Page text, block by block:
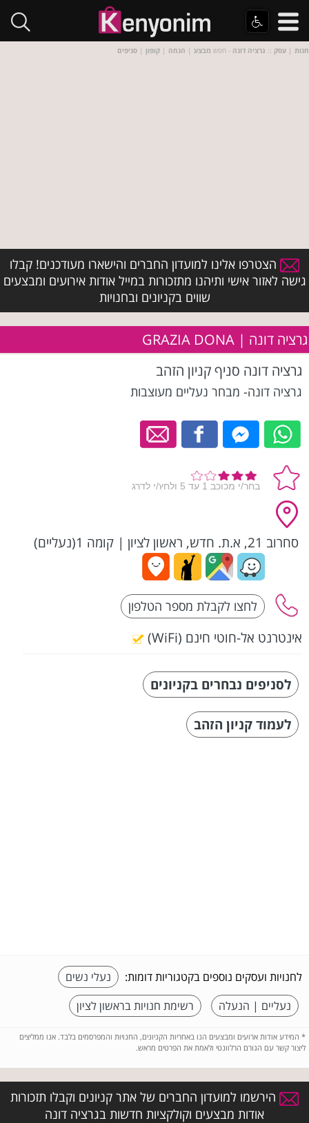
חנות | עסק :: גרציה דונה - חפש מבצע | הנחה | קופון | סניפים
הצטרפו אלינו למועדון החברים והישארו מעודכנים! קבלו
גישה לאזור אישי ותיהנו מתזכורות במייל אודות אירועים ומבצעים
שווים בקניונים ובחנויות
גרציה דונה | GRAZIA DONA
גרציה דונה סניף קניון הזהב
גרציה דונה- מבחר נעליים מעוצבות
סחרוב 21, א.ת. חדש, ראשון לציון | קומה 1(נעליים)
אינטרנט אל-חוטי חינם (WiFi)
לסניפים נבחרים בקניונים
לעמוד קניון הזהב
לחנויות ועסקים נוספים בקטגוריות דומות:
נעלי נשים
נעליים | הנעלה
רשימת חנויות בראשון לציון
* המידע אודות ארועים ומבצעים הנו באחריות הקניונים, החנויות והמפרסמים בלבד. אנו ממליצים
ליצור קשר עם הגורם הרלוונטי ולאמת את הפרטים מראש.
הירשמו למועדון החברים של אתר קניונים וקבלו תזכורות
אודות מבצעים וקולקציות חדשות בגרציה דונה